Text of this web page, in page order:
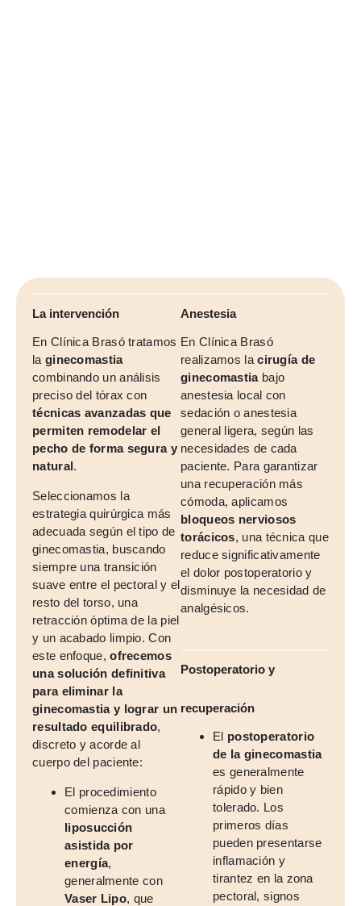
La intervención
En Clínica Brasó tratamos
la ginecomastia
combinando un análisis
preciso del tórax con
técnicas avanzadas que
permiten remodelar el
pecho de forma segura y
natural.
Seleccionamos la
estrategia quirúrgica más
adecuada según el tipo de
ginecomastia, buscando
siempre una transición
suave entre el pectoral y el
resto del torso, una
retracción óptima de la piel
y un acabado limpio. Con
este enfoque,ofrecemos
una solución definitiva
para eliminar la
ginecomastia y lograr un
resultado equilibrado,
discreto y acorde al
cuerpo del paciente:
El procedimiento
comienza con una
liposucción
asistida por
energía,
generalmente con
Vaser Lipo, que
Anestesia
En Clínica Brasó
realizamos lacirugía de
ginecomastiabajo
anestesia local con
sedación o anestesia
general ligera, según las
necesidades de cada
paciente. Para garantizar
una recuperación más
cómoda, aplicamos
bloqueos nerviosos
torácicos, una técnica que
reduce significativamente
el dolor postoperatorio y
disminuye la necesidad de
analgésicos.
Postoperatorio y
recuperación
El postoperatorio
de la ginecomastia
es generalmente
rápido y bien
tolerado. Los
primeros días
pueden presentarse
inflamación y
tirantez en la zona
pectoral, signos